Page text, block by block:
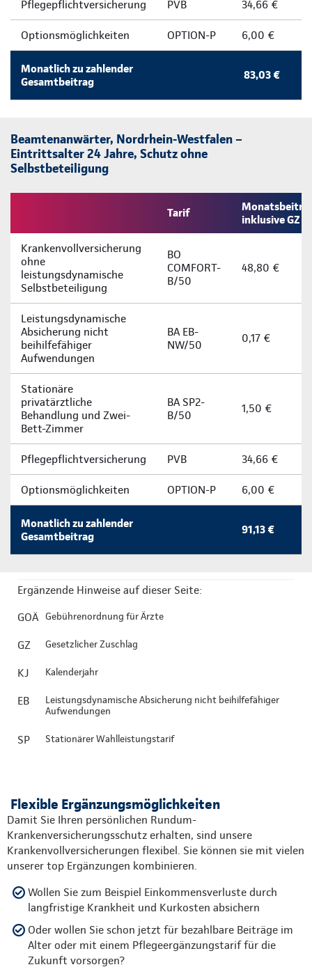
Pflegepflichtversicherung PVB 34,66 €
Optionsmöglichkeiten OPTION-P 6,00 €
Monatlich zu zahlender
Gesamtbeitrag
83,03 €
Beamtenanwärter, Nordrhein-Westfalen –
Eintrittsalter 24 Jahre, Schutz ohne
Selbstbeteiligung
Tarif
inklusive GZ
Krankenvollversicherung
ohne
leistungsdynamische
Selbstbeteiligung
BO
COMFORT-
B/50
48,80 €
Leistungsdynamische
Absicherung nicht
beihilfefähiger
Aufwendungen
BA EB-
NW/50
0,17 €
Stationäre
privatärztliche
Behandlung und Zwei-
Bett-Zimmer
BA SP2-
B/50
1,50 €
Pflegepflichtversicherung PVB 34,66 €
Optionsmöglichkeiten OPTION-P 6,00 €
Monatlich zu zahlender
Gesamtbeitrag
91,13 €
Ergänzende Hinweise auf dieser Seite:
GOÄ Gebührenordnung für Ärzte
GZ Gesetzlicher Zuschlag
KJ Kalenderjahr
EB
Leistungsdynamische Absicherung nicht beihilfefähiger
Aufwendungen
SP Stationärer Wahlleistungstarif
Flexible Ergänzungsmöglichkeiten
Damit Sie Ihren persönlichen Rundum-
Krankenversicherungsschutz erhalten, sind unsere
Krankenvollversicherungen flexibel. Sie können sie mit vielen
unserer top Ergänzungen kombinieren.
Wollen Sie zum Beispiel Einkommensverluste durch
langfristige Krankheit und Kurkosten absichern
Oder wollen Sie schon jetzt für bezahlbare Beiträge im
Alter oder mit einem Pflegeergänzungstarif für die
Zukunft vorsorgen?